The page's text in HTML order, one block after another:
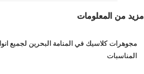
مزيد من المعلومات
مجوهرات كلاسيك في المنامة البحرين لجميع
المناسبات